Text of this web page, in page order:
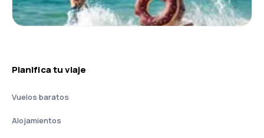
Planifica tu viaje
Vuelos baratos
Alojamientos